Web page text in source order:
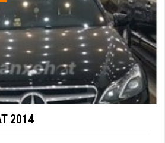
2014